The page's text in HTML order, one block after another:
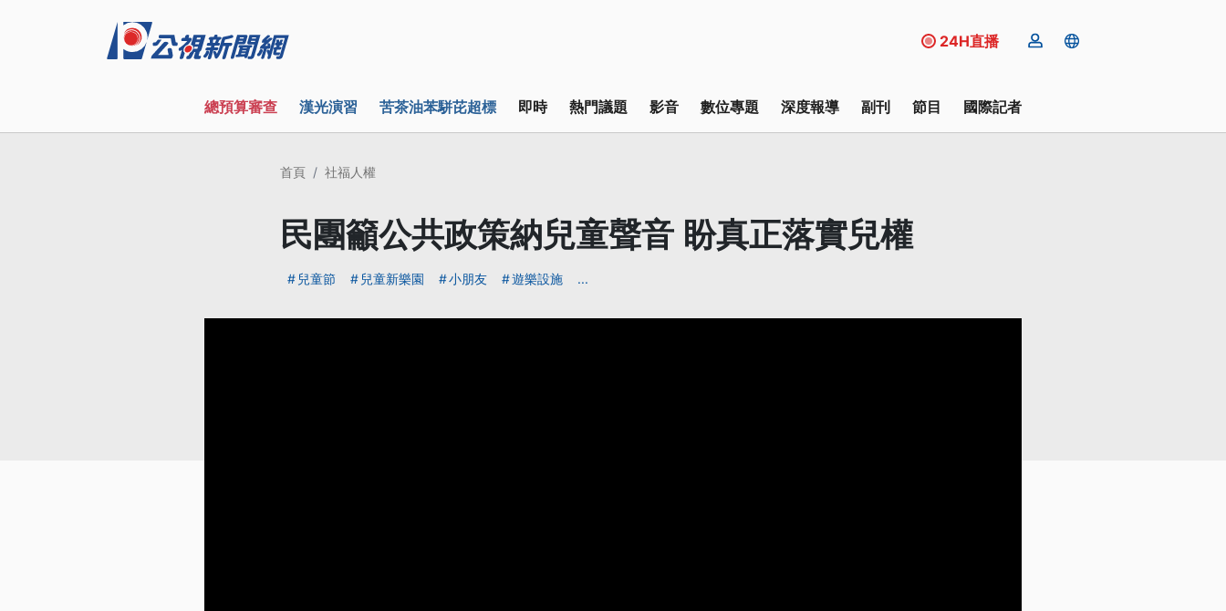
24H直播
總預算審查 漢光演習 苦茶油苯駢芘超標 即時 熱門議題 影音 數位專題 深度報導 副刊 節目 國際記者
首頁 社福人權
民團籲公共政策納兒童聲音 盼真正落實兒權
兒童節 兒童新樂園 小朋友 遊樂設施 ...